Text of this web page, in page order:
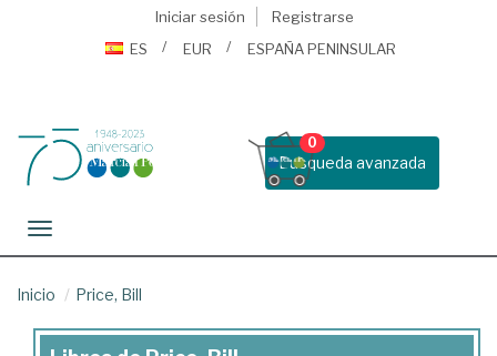
Iniciar sesión
Registrarse
ES
EUR ESPAÑA PENINSULAR
Busqueda avanzada
0
Toggle navigation
Inicio Price, Bill